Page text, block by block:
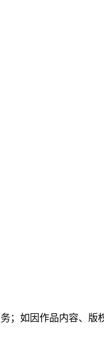
；如因作品内容、版